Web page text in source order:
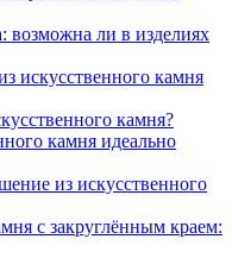
возможна ли в изделиях
искусственного камня
камня?
камня идеально
из искусственного
с закруглённым краем: